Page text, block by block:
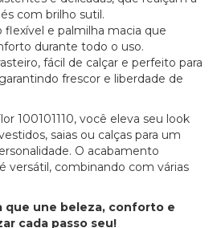
com brilho sutil.
flexível e palmilha macia que
durante todo o uso.
fácil de calçar e perfeito para
frescor e liberdade de
100101110, você eleva seu look
saias ou calças para um
O acabamento
versátil, combinando com várias
que une beleza, conforto e
cada passo seu!